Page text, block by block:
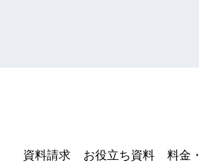
資料請求 お役立ち資料 料金